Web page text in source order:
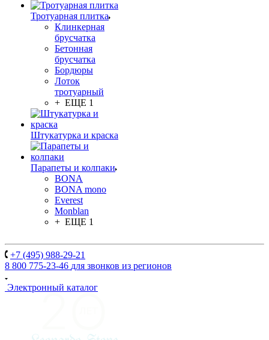
Тротуарная плитка
Клинкерная
брусчатка
Бетонная
брусчатка
Бордюры
Лоток
тротуарный
+ ЕЩЕ 1
Штукатурка и краска
Парапеты и колпаки
BONA
BONA mono
Everest
Monblan
+ ЕЩЕ 1
+7 (495) 988-29-21
8 800 775-23-46 для звонков из регионов
Электронный каталог